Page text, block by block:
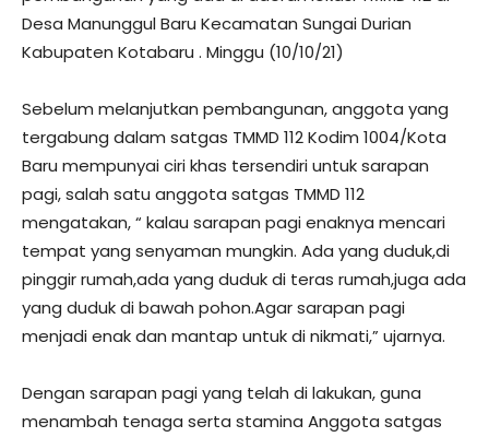
Desa Manunggul Baru Kecamatan Sungai Durian
Kabupaten Kotabaru . Minggu (10/10/21)
Sebelum melanjutkan pembangunan, anggota yang
tergabung dalam satgas TMMD 112 Kodim 1004/Kota
Baru mempunyai ciri khas tersendiri untuk sarapan
pagi, salah satu anggota satgas TMMD 112
mengatakan, “ kalau sarapan pagi enaknya mencari
tempat yang senyaman mungkin. Ada yang duduk,di
pinggir rumah,ada yang duduk di teras rumah,juga ada
yang duduk di bawah pohon.Agar sarapan pagi
menjadi enak dan mantap untuk di nikmati,” ujarnya.
Dengan sarapan pagi yang telah di lakukan, guna
menambah tenaga serta stamina Anggota satgas